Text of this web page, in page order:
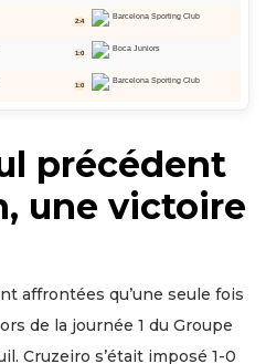
2:4 Barcelona Sporting Club
1:0 Boca Juniors
1:0 Barcelona Sporting Club
précédent
une victoire
affrontées qu’une seule fois
de la journée 1 du Groupe
Cruzeiro s’était imposé 1-0